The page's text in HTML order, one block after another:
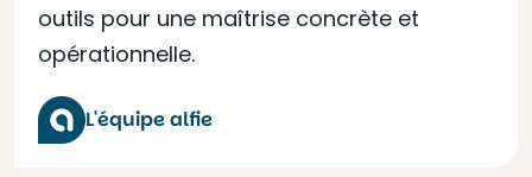
outils pour une maîtrise concrète et
opérationnelle.
L'équipe alfie